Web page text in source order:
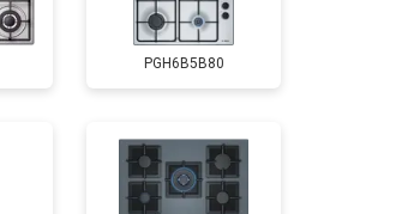
PGH6B5B80